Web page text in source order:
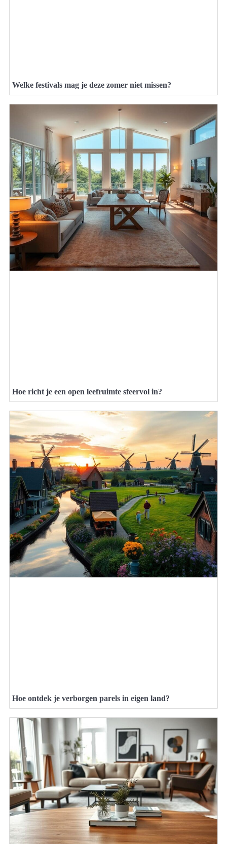
Welke festivals mag je deze zomer niet missen?
Hoe richt je een open leefruimte sfeervol in?
Hoe ontdek je verborgen parels in eigen land?